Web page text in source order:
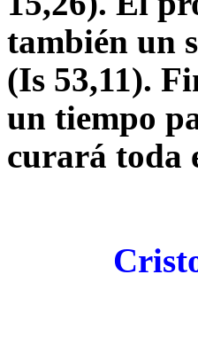
también un
(Is 53,11).
un tiempo
curará toda
Cristo,